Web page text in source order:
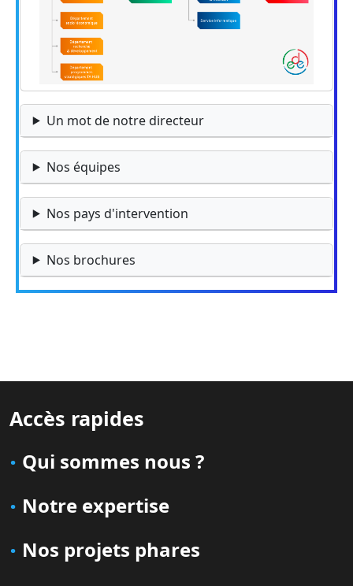
Un mot de notre directeur
Nos équipes
Nos pays d'intervention
Nos brochures
Accès rapides
Qui sommes nous ?
Notre expertise
Nos projets phares